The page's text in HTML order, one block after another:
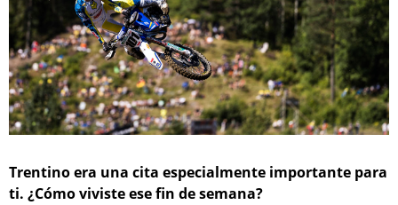
Trentino era una cita especialmente importante para
ti. ¿Cómo viviste ese fin de semana?